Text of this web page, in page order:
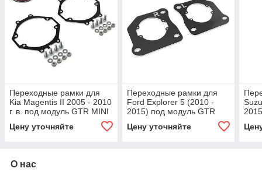
Переходные рамки для
Kia Magentis II 2005 - 2010
г. в. под модуль GTR MINI
Цену уточняйте
Переходные рамки для
Ford Explorer 5 (2010 -
2015) под модуль GTR
2шт)
Цену уточняйте
О нас